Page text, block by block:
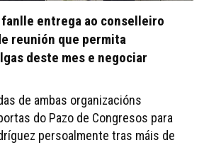
fanlle entrega ao conselleiro
reunión que permita
deste mes e negociar
de ambas organizacións
do Pazo de Congresos para
persoalmente tras máis de